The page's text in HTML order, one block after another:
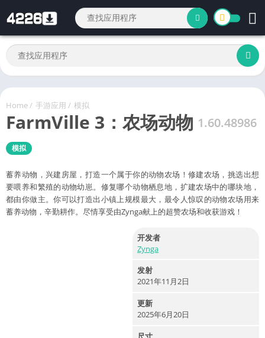
Home/ 手游应用 / 模拟
FarmVille 3：农场动物 1.60.48986
模拟
蓄养动物，兴建房屋，打造一个属于你的动物农场！修建农场，挑选出想
要喂养和繁殖的动物幼崽。修复哪个动物栖息地，扩建农场中的哪块地，
都由你做主。你可以打造出小镇上规模最大，最令人惊叹的动物农场用来
蓄养动物，辛勤耕作。尽情享受由Zynga献上的超赞农场和收获游戏！
开发者
Zynga
发射
2021年11月2日
更新
2025年6月20日